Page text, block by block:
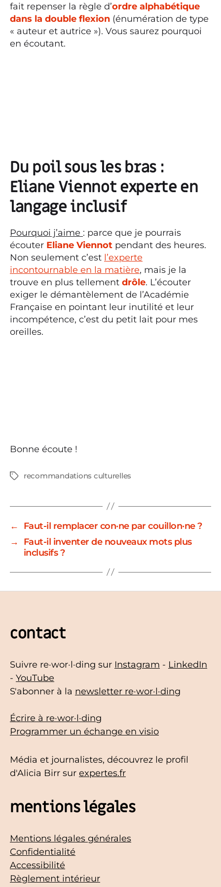
fait repenser la règle d’ordre alphabétique
dans la double flexion (énumération de type
« auteur et autrice »). Vous saurez pourquoi
en écoutant.
Du poil sous les bras :
Eliane Viennot experte en
langage inclusif
Pourquoi j’aime : parce que je pourrais
écouter Eliane Viennot pendant des heures.
Non seulement c’est l’experte
incontournable en la matière, mais je la
trouve en plus tellement drôle. L’écouter
exiger le démantèlement de l’Académie
Française en pointant leur inutilité et leur
incompétence, c’est du petit lait pour mes
oreilles.
Bonne écoute !
Étiquettes
recommandations culturelles
←
Faut-il remplacer con·ne par couillon·ne ?
→
Faut-il inventer de nouveaux mots plus
inclusifs ?
contact
Suivre re·wor·l·ding sur Instagram - LinkedIn
- YouTube
S'abonner à la newsletter re·wor·l·ding
Écrire à re·wor·l·ding
Programmer un échange en visio
Média et journalistes, découvrez le profil
d'Alicia Birr sur expertes.fr
mentions légales
Mentions légales générales
Confidentialité
Accessibilité
Règlement intérieur